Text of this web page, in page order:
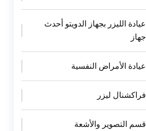
عيادة الليزر بجهاز الدويتو أحدث
جهاز
عیادة الأمراض النفسية
فراكشنال ليزر
قسم التصوير والأشعة